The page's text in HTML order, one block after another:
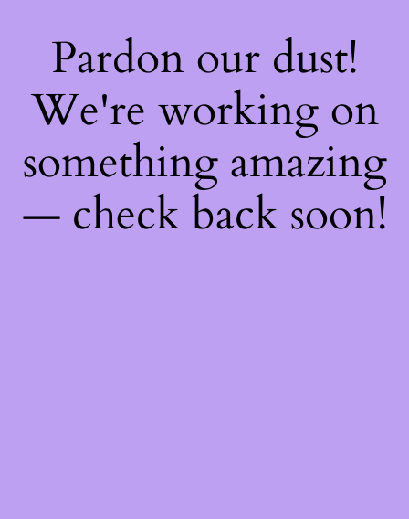
Pardon our dust!
We're working on
something amazing
— check back soon!